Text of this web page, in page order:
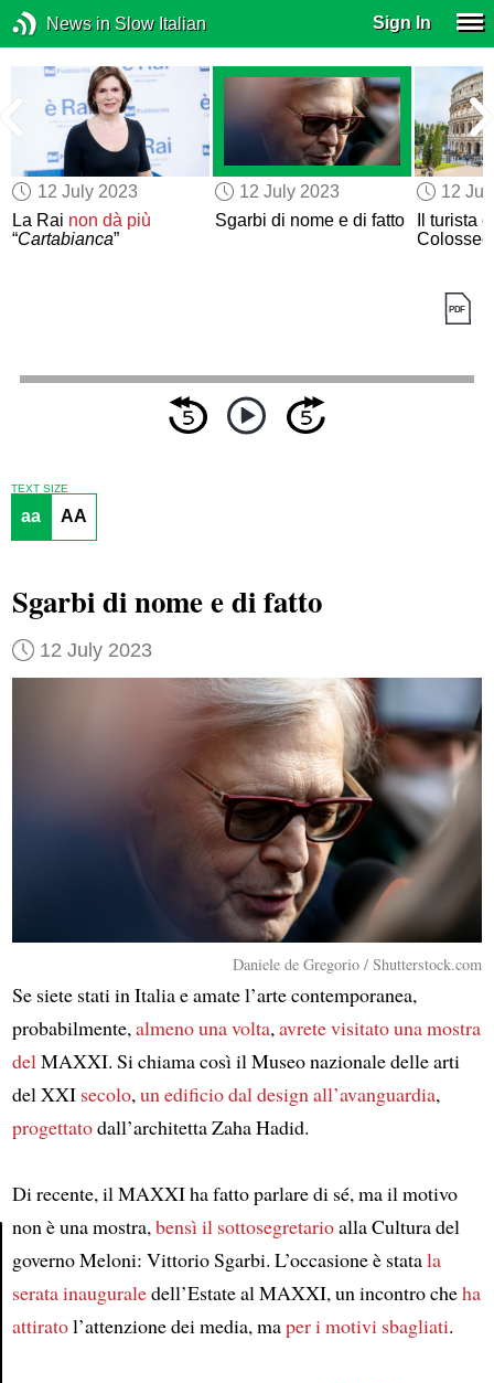
News in Slow Italian Sign In
12 July 2023
La Rai non dà più
“Cartabianca”
12 July 2023
Sgarbi di nome e di fatto
12
Il turista
Colosseo
Article
TEXT SIZE
aa AA
Sgarbi di nome e di fatto
12 July 2023
Daniele de Gregorio / Shutterstock.com
Se siete stati in Italia e amate l’arte contemporanea,
probabilmente,almeno una volta,avrete visitatouna mostra
delMAXXI. Si chiama così il Museo nazionale delle arti
del XXI secolo,un edificio dal design all’avanguardia,
progettatodall’architetta Zaha Hadid.
Di recente, il MAXXI ha fatto parlare di sé, ma il motivo
non è una mostra,bensìil sottosegretarioalla Cultura del
governo Meloni: Vittorio Sgarbi. L’occasione è statala
serata inauguraledell’Estate al MAXXI, un incontro cheha
attiratol’attenzione dei media, maper i motivi sbagliati.